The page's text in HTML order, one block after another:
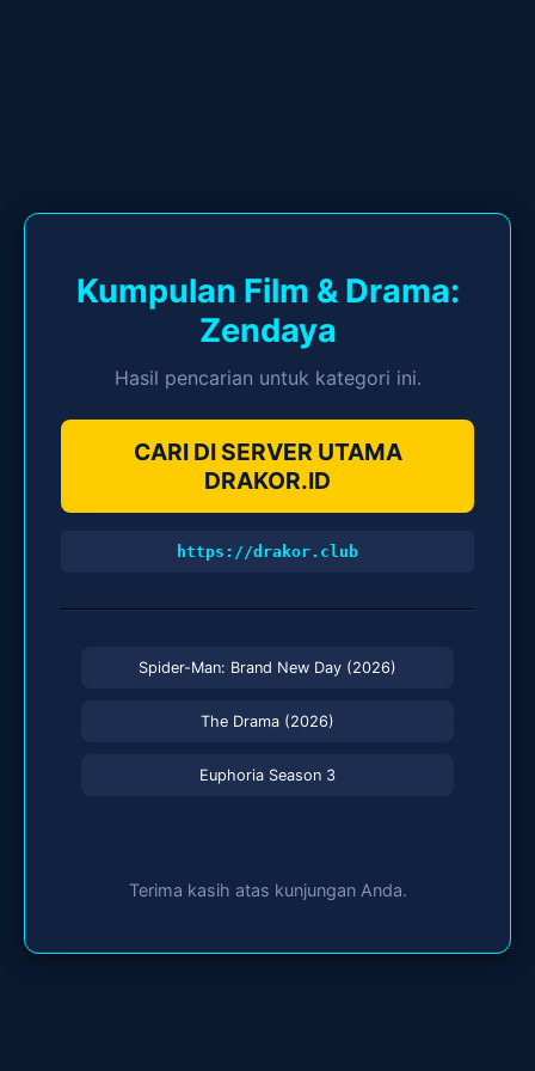
Kumpulan Film & Drama:
Zendaya
Hasil pencarian untuk kategori ini.
CARI DI SERVER UTAMA
DRAKOR.ID
https://drakor.club
Spider-Man: Brand New Day (2026)
The Drama (2026)
Euphoria Season 3
Terima kasih atas kunjungan Anda.